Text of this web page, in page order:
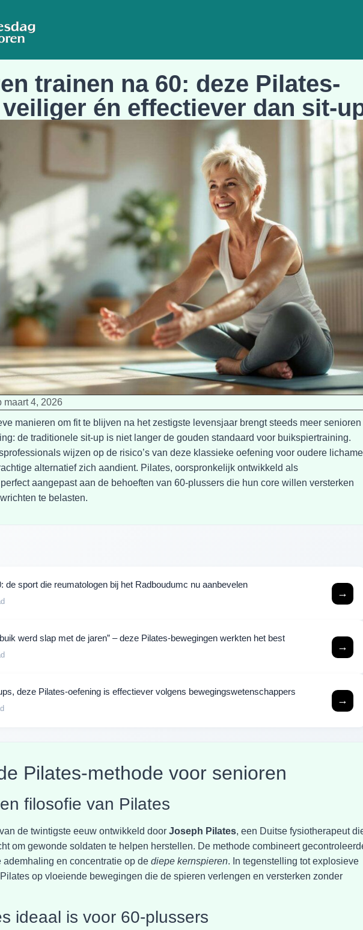
trainen na 60: deze Pilates-
én effectiever dan sit-
maart 4, 2026
manieren om fit te blijven na het zestigste levensjaar brengt steeds meer
de traditionele sit-up is niet langer de gouden standaard voor buikspiertraining.
wijzen op de risico’s van deze klassieke oefening voor oudere
alternatief zich aandient. Pilates, oorspronkelijk ontwikkeld als
aangepast aan de behoeften van 60-plussers die hun core willen versterken
te belasten.
de sport die reumatologen bij het Radboudumc nu aanbevelen
→
werd slap met de jaren” – deze Pilates-bewegingen werkten het best
→
deze Pilates-oefening is effectiever volgens bewegingswetenschappers
→
Pilates-methode voor senioren
filosofie van Pilates
de twintigste eeuw ontwikkeld door Joseph Pilates, een Duitse fysiotherapeut
om gewonde soldaten te helpen herstellen. De methode combineert
ademhaling en concentratie op de diepe kernspieren. In tegenstelling tot explosieve
op vloeiende bewegingen die de spieren verlengen en versterken zonder
ideaal is voor 60-plussers